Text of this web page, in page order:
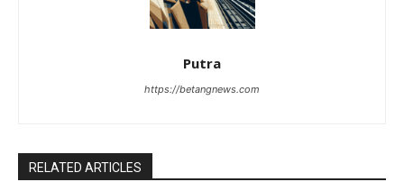
Putra
https://betangnews.com
RELATED ARTICLES